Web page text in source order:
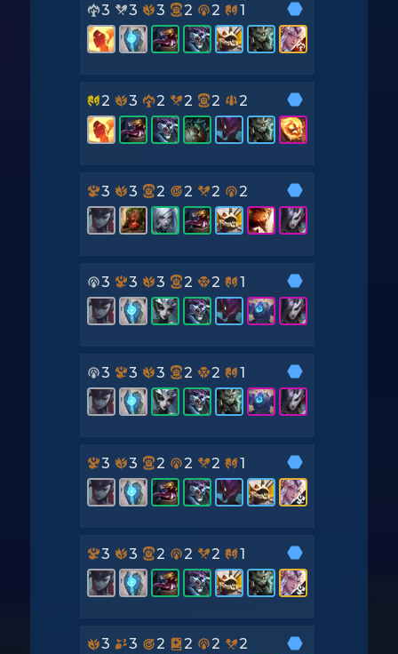
3 3 3 2 2 1
2 3 2 2 2 2
3 3 2 2 2 2
3 3 3 2 2 1
3 3 3 2 2 1
3 3 2 2 2 1
3 3 2 2 2 1
3 3 2 2 2 2